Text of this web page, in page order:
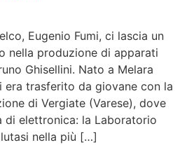
Eugenio Fumi, ci lascia un
nella produzione di apparati
Ghisellini. Nato a Melara
era trasferito da giovane con la
di Vergiate (Varese), dove
di elettronica: la Laboratorio
nella più […]